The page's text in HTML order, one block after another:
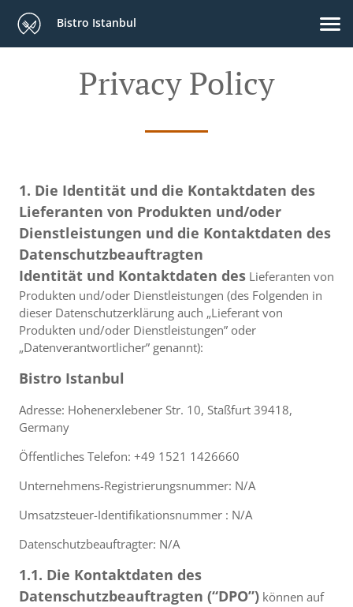
Bistro Istanbul
Privacy Policy
1. Die Identität und die Kontaktdaten des
Lieferanten von Produkten und/oder
Dienstleistungen und die Kontaktdaten des
Datenschutzbeauftragten
Identität und Kontaktdaten des Lieferanten von
Produkten und/oder Dienstleistungen (des Folgenden in
dieser Datenschutzerklärung auch „Lieferant von
Produkten und/oder Dienstleistungen” oder
„Datenverantwortlicher” genannt):
Bistro Istanbul
Adresse: Hohenerxlebener Str. 10, Staßfurt 39418,
Germany
Öffentliches Telefon: +49 1521 1426660
Unternehmens-Registrierungsnummer: N/A
Umsatzsteuer-Identifikationsnummer : N/A
Datenschutzbeauftragter: N/A
1.1. Die Kontaktdaten des
Datenschutzbeauftragten (“DPO”) können auf